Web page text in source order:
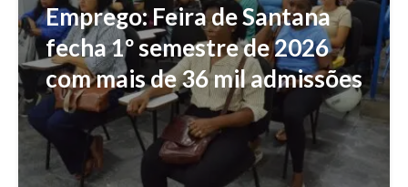
Emprego: Feira de Santana
fecha 1º semestre de 2026
com mais de 36 mil admissões